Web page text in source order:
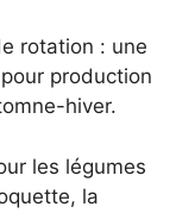
rotation : une
production
hiver.
les légumes
la